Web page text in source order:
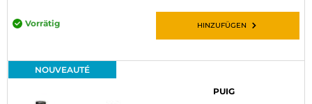
Vorrätig HINZUFÜGEN
NOUVEAUTÉ
PUIG